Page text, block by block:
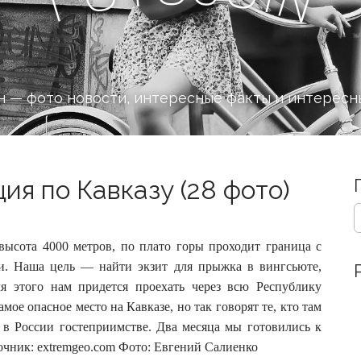
фото новости, интересные факты и
по Кавказу (28 фото)
4000 метров, по плато горы проходит граница с
Наша цель — найти экзит для прыжка в вингсьюте,
этого нам придется проехать через всю Республику
опасное место на Кавказе, но так говорят те, кто там
России гостеприимстве. Два месяца мы готовились к
extremgeo.com Фото: Евгений Салиенко
S
e
c